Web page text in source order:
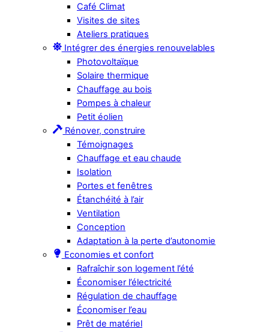
Café Climat
Visites de sites
Ateliers pratiques
Intégrer des énergies renouvelables
Photovoltaïque
Solaire thermique
Chauffage au bois
Pompes à chaleur
Petit éolien
Rénover, construire
Témoignages
Chauffage et eau chaude
Isolation
Portes et fenêtres
Étanchéité à l’air
Ventilation
Conception
Adaptation à la perte d’autonomie
Economies et confort
Rafraîchir son logement l’été
Économiser l’électricité
Régulation de chauffage
Économiser l’eau
Prêt de matériel